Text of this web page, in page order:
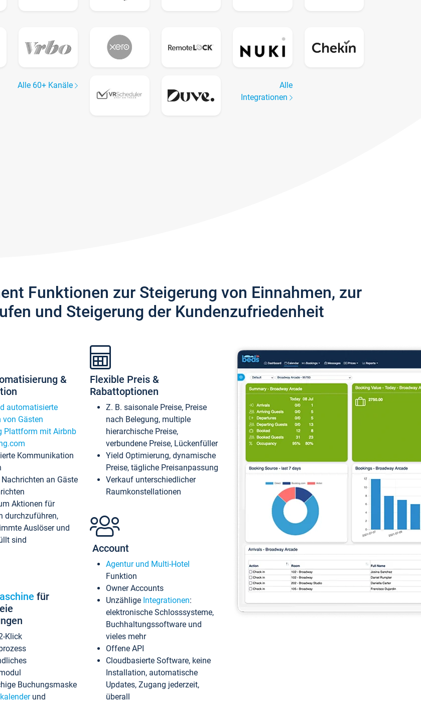
Alle 60+ Kanäle
Alle
Integrationen
Funktionen zur Steigerung von Einnahmen, zur
und Steigerung der Kundenzufriedenheit
&
automatisierte
Gästen
Plattform mit Airbnb
Kommunikation
an Gäste
Aktionen für
durchzuführen,
Auslöser und
sind
für
Klick
Buchungsmaske
und
Flexible Preis &
Rabattoptionen
Z. B. saisonale Preise, Preise
nach Belegung, multiple
hierarchische Preise,
verbundene Preise, Lückenfüller
Yield Optimierung, dynamische
Preise, tägliche Preisanpassung
Verkauf unterschiedlicher
Raumkonstellationen
Account
Agentur und Multi-Hotel
Funktion
Owner Accounts
Unzählige Integrationen:
elektronische Schlosssysteme,
Buchhaltungssoftware und
vieles mehr
Offene API
Cloudbasierte Software, keine
Installation, automatische
Updates, Zugang jederzeit,
überall